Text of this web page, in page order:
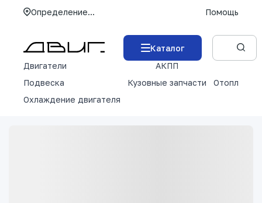
Определение... Помощь
Каталог
Двигатели
АКПП
Подвеска
Кузовные запчасти
Отопление
Охлаждение двигателя